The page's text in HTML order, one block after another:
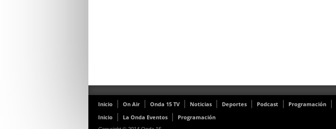
Inicio On Air Onda 15 TV Noticias Deportes Podcast Programación
Inicio
La Onda Eventos Programación